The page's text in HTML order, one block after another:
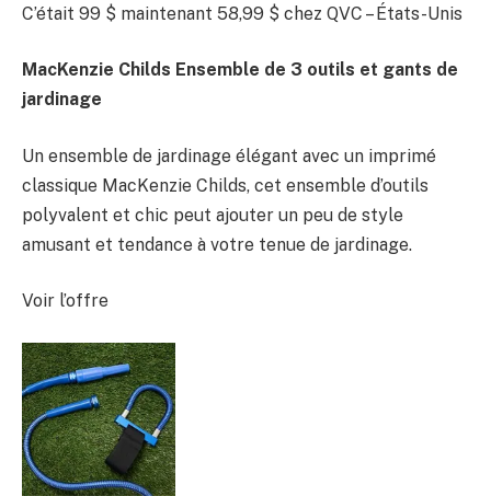
C’était 99 $ maintenant 58,99 $ chez QVC – États-Unis
MacKenzie Childs Ensemble de 3 outils et gants de
jardinage
Un ensemble de jardinage élégant avec un imprimé
classique MacKenzie Childs, cet ensemble d’outils
polyvalent et chic peut ajouter un peu de style
amusant et tendance à votre tenue de jardinage.
Voir l’offre